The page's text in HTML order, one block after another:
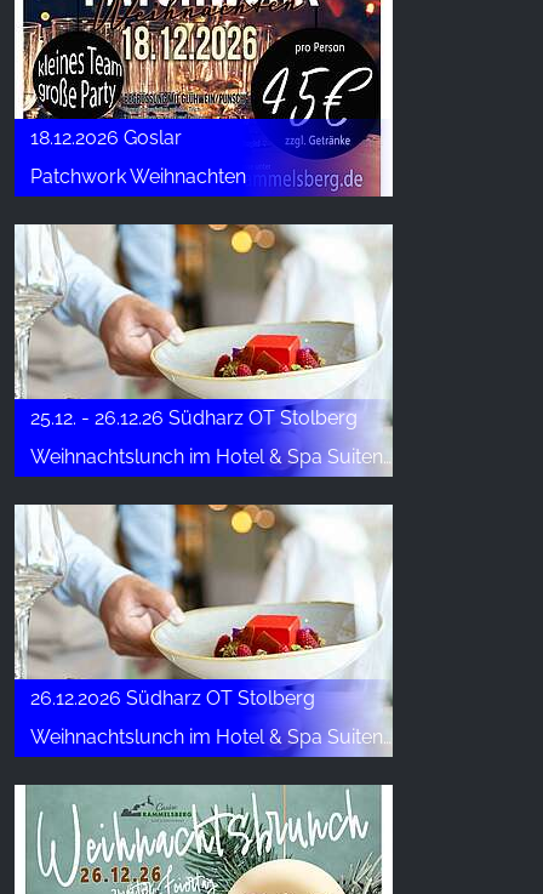
18.12.2026 Goslar
Patchwork Weihnachten
25.12. - 26.12.26 Südharz OT Stolberg
Weihnachtslunch im Hotel & Spa Suiten FreiWerk
26.12.2026 Südharz OT Stolberg
Weihnachtslunch im Hotel & Spa Suiten FreiWerk